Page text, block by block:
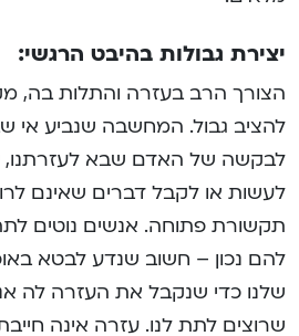
יצירת גבולות בהיבט הרגשי:
הצורך הרב בעזרה והתלות בה,
להציב גבול. המחשבה שנביע אי
לבקשה של האדם שבא לעזרתנו,
לעשות או לקבל דברים שאינם
תקשורת פתוחה. אנשים נוטים
להם נכון – חשוב שנדע לבטא
שלנו כדי שנקבל את העזרה לה
שרוצים לתת לנו. עזרה אינה